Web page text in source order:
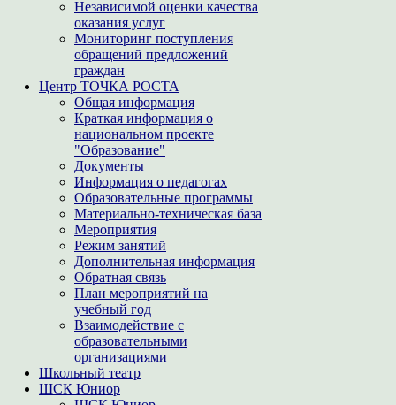
Независимой оценки качества
оказания услуг
Мониторинг поступления
обращений предложений
граждан
Центр ТОЧКА РОСТА
Общая информация
Краткая информация о
национальном проекте
"Образование"
Документы
Информация о педагогах
Образовательные программы
Материально-техническая база
Мероприятия
Режим занятий
Дополнительная информация
Обратная связь
План мероприятий на
учебный год
Взаимодействие с
образовательными
организациями
Школьный театр
ШСК Юниор